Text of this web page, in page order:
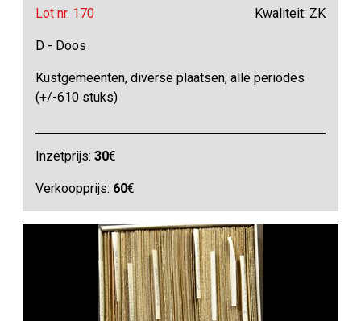
Lot nr. 170 Kwaliteit: ZK
D - Doos
Kustgemeenten, diverse plaatsen, alle periodes
(+/-610 stuks)
Inzetprijs:30€
Verkoopprijs: 60€